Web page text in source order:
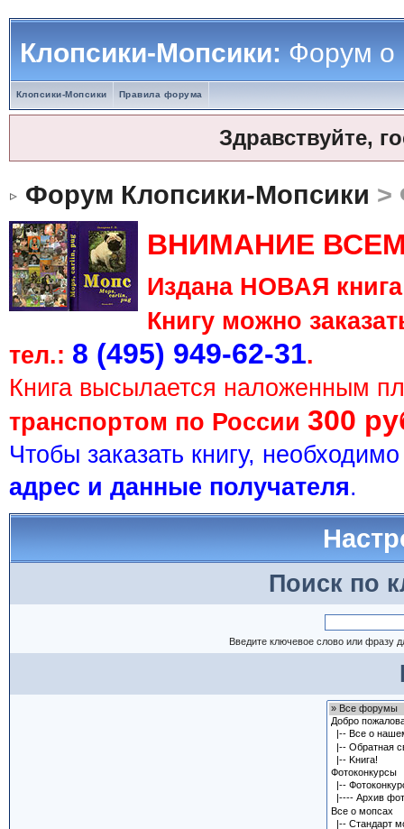
Клопсики-Мопсики:Форум о
Клопсики-Мопсики Правила форума
Здравствуйте,
Форум Клопсики-Мопсики >
ВНИМАНИЕ
Издана НОВАЯ
Книгу можно
тел.: 8 (495) 949-62-31.
Книга высылается наложенным
транспортом по России 300
Чтобы заказать книгу,
адрес и данные получателя.
Поиск по
Введите ключевое слово или фразу